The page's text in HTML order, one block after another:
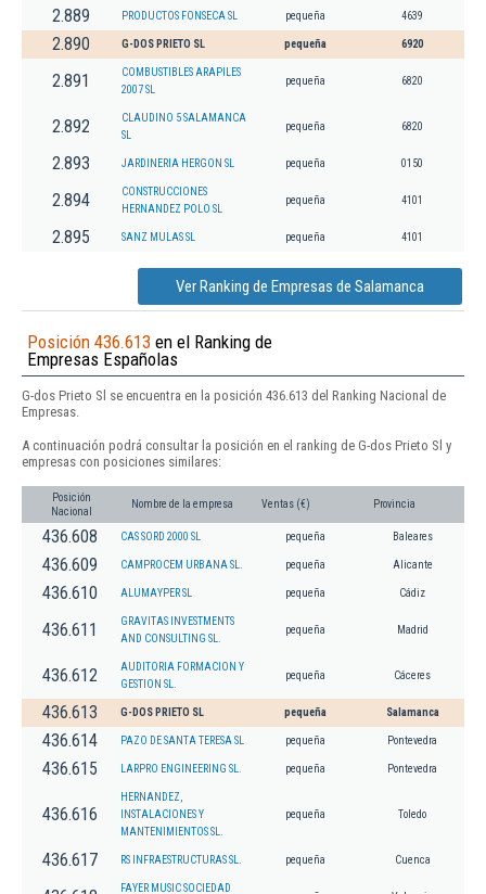
2.889 PRODUCTOS FONSECA SL pequeña 4639
2.890 G-DOS PRIETO SL pequeña 6920
2.891
COMBUSTIBLES ARAPILES
2007 SL
pequeña 6820
2.892
CLAUDINO 5 SALAMANCA
SL
pequeña 6820
2.893 JARDINERIA HERGON SL pequeña 0150
2.894
CONSTRUCCIONES
HERNANDEZ POLO SL
pequeña 4101
2.895 SANZ MULAS SL pequeña 4101
Ver Ranking de Empresas de Salamanca
Posición 436.613 en el Ranking de
Empresas Españolas
G-dos Prieto Sl se encuentra en la posición 436.613 del Ranking Nacional de
Empresas.
A continuación podrá consultar la posición en el ranking de G-dos Prieto Sl y
empresas con posiciones similares:
Posición
Nacional
Nombre de la empresa Ventas (€) Provincia
436.608 CAS SORD 2000 SL pequeña Baleares
436.609 CAMPROCEM URBANA SL. pequeña Alicante
436.610 ALUMAYPER SL pequeña Cádiz
436.611
GRAVITAS INVESTMENTS
AND CONSULTING SL.
pequeña Madrid
436.612
AUDITORIA FORMACION Y
GESTION SL.
pequeña Cáceres
436.613 G-DOS PRIETO SL pequeña Salamanca
436.614 PAZO DE SANTA TERESA SL pequeña Pontevedra
436.615 LARPRO ENGINEERING SL. pequeña Pontevedra
436.616
HERNANDEZ,
INSTALACIONES Y
MANTENIMIENTOS SL.
pequeña Toledo
436.617 RS INFRAESTRUCTURAS SL. pequeña Cuenca
FAYER MUSIC SOCIEDAD